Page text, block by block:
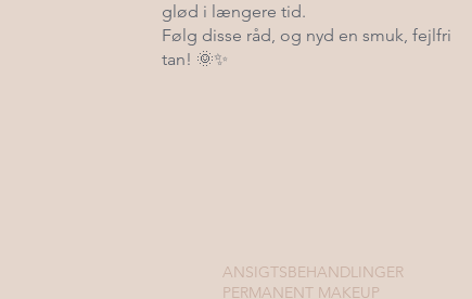
glød i længere tid.
Følg disse råd, og nyd en smuk, fejlfri
tan! 🌞✨
ANSIGTSBEHANDLINGER
PERMANENT MAKEUP